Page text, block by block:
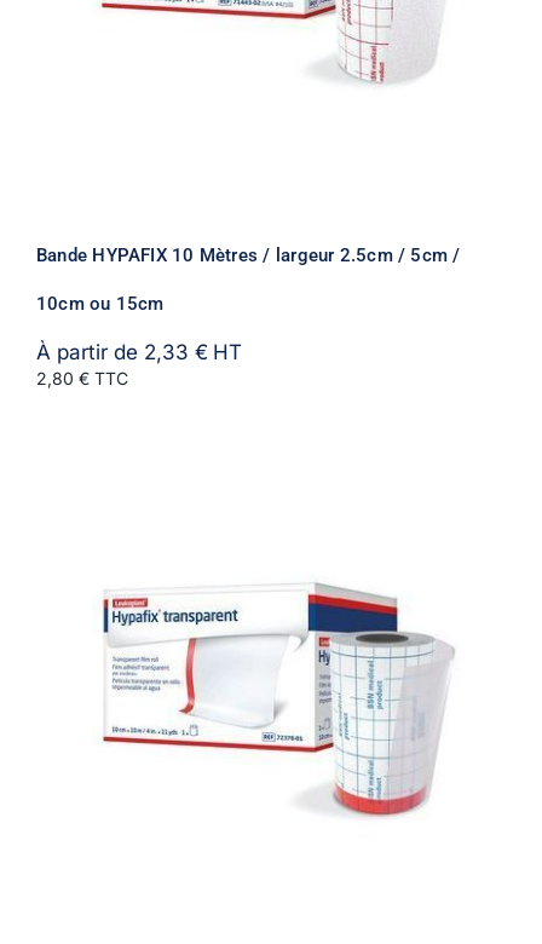
Bande HYPAFIX 10 Mètres / largeur 2.5cm / 5cm /
10cm ou 15cm
À partir de 2,33 € HT
2,80 € TTC